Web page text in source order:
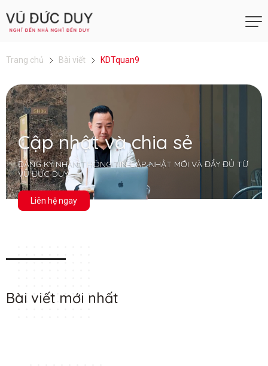
Trang chủ Bài viết KDTquan9
Cập nhật và chia sẻ
ĐĂNG KÝ NHẬN THÔNG TIN CẬP NHẬT MỚI VÀ ĐẦY ĐỦ TỪ
VŨ ĐỨC DUY
Liên hệ ngay
Bài viết mới nhất